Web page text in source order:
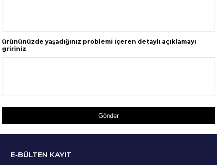
ürününüzde yaşadığınız problemi içeren detaylı açıklamayı
gririniz
Gönder
E-BÜLTEN KAYIT